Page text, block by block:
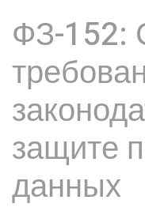
ФЗ-152:
защите
данных